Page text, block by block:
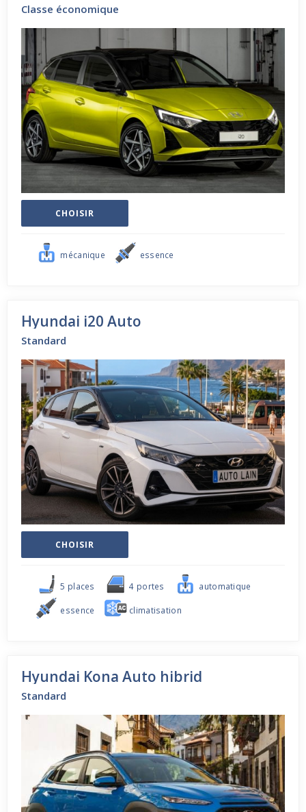
Classe économique
CHOISIR
mécanique essence
Hyundai i20 Auto
Standard
CHOISIR
5 places 4 portes automatique
essence climatisation
Hyundai Kona Auto hibrid
Standard